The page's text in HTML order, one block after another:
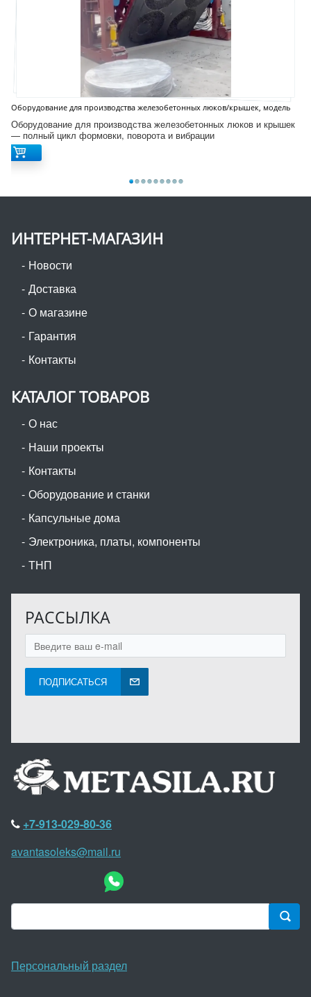
Оборудование для производства железобетонных люков/крышек, модель
D12S
Оборудование для производства железобетонных люков и крышек
— полный цикл формовки, поворота и вибрации
ИНТЕРНЕТ-МАГАЗИН
Новости
Доставка
О магазине
Гарантия
Контакты
КАТАЛОГ ТОВАРОВ
О нас
Наши проекты
Контакты
Оборудование и станки
Капсульные дома
Электроника, платы, компоненты
ТНП
РАССЫЛКА
ПОДПИСАТЬСЯ
+7-913-029-80-36
avantasoleks@mail.ru
Персональный раздел